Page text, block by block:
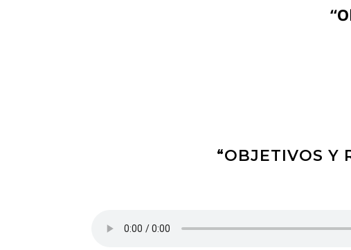
“OBJETIVOS Y